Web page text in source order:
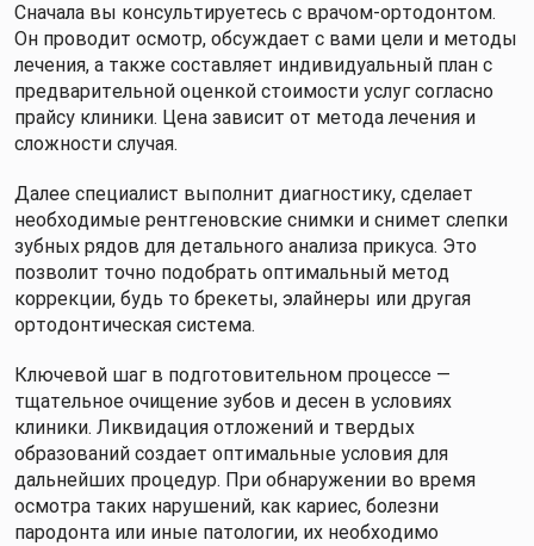
Сначала вы консультируетесь с врачом-ортодонтом.
Он проводит осмотр, обсуждает с вами цели и методы
лечения, а также составляет индивидуальный план с
предварительной оценкой стоимости услуг согласно
прайсу клиники. Цена зависит от метода лечения и
сложности случая.
Далее специалист выполнит диагностику, сделает
необходимые рентгеновские снимки и снимет слепки
зубных рядов для детального анализа прикуса. Это
позволит точно подобрать оптимальный метод
коррекции, будь то брекеты, элайнеры или другая
ортодонтическая система.
Ключевой шаг в подготовительном процессе —
тщательное очищение зубов и десен в условиях
клиники. Ликвидация отложений и твердых
образований создает оптимальные условия для
дальнейших процедур. При обнаружении во время
осмотра таких нарушений, как кариес, болезни
пародонта или иные патологии, их необходимо